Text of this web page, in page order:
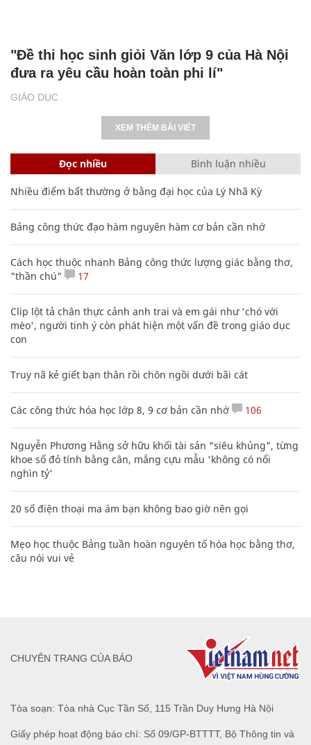
GIÁO DỤC
"Đề thi học sinh giỏi Văn lớp 9 của Hà Nội
đưa ra yêu cầu hoàn toàn phi lí"
XEM THÊM BÀI VIẾT
Đọc nhiều Bình luận nhiều
Nhiều điểm bất thường ở bằng đại học của Lý Nhã Kỳ
Bảng công thức đạo hàm nguyên hàm cơ bản cần nhớ
Cách học thuộc nhanh Bảng công thức lượng giác bằng thơ,
"thần chú"
17
Clip lột tả chân thực cảnh anh trai và em gái như 'chó với
mèo', người tinh ý còn phát hiện một vấn đề trong giáo dục
con
Truy nã kẻ giết bạn thân rồi chôn ngồi dưới bãi cát
Các công thức hóa học lớp 8, 9 cơ bản cần nhớ 106
Nguyễn Phương Hằng sở hữu khối tài sản "siêu khủng", từng
khoe sổ đỏ tính bằng cân, mắng cựu mẫu 'không có nổi
nghìn tỷ'
20 số điện thoại ma ám bạn không bao giờ nên gọi
Mẹo học thuộc Bảng tuần hoàn nguyên tố hóa học bằng thơ,
câu nói vui vẻ
Tòa soạn: Tòa nhà Cục Tần Số, 115 Trần Duy Hưng Hà Nội
Giấy phép hoạt động báo chí: Số 09/GP-BTTTT, Bộ Thông tin và
CHUYÊN TRANG CỦA BÁO